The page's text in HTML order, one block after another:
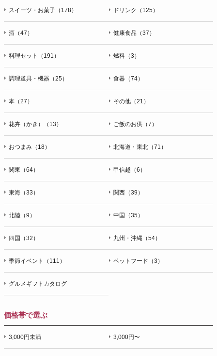
スイーツ・お菓子（178） ドリンク（125）
酒（47） 健康食品（37）
料理セット（191） 燃料（3）
調理道具・機器（25） 食器（74）
本（27） その他（21）
花卉（かき）（13） ご飯のお供（7）
おつまみ（18） 北海道・東北（71）
関東（64） 甲信越（6）
東海（33） 関西（39）
北陸（9） 中国（35）
四国（32） 九州・沖縄（54）
季節イベント（111） ペットフード（3）
グルメギフトカタログ
価格帯で選ぶ
3,000円未満 3,000円〜